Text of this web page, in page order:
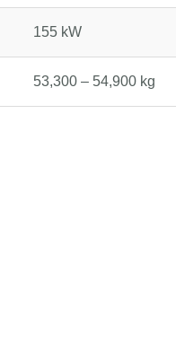
155 kW
53,300 – 54,900 kg